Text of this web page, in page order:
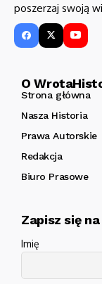
poszerzaj swoją
O
Strona główna
Nasza Historia
Prawa Autorskie
Redakcja
Biuro Prasowe
Zapisz się
Imię